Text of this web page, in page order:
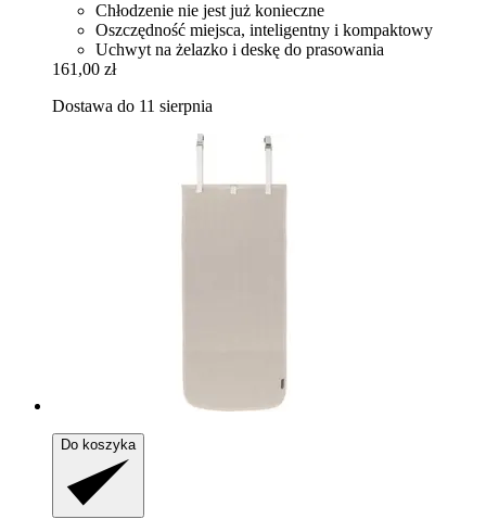
Chłodzenie nie jest już konieczne
Oszczędność miejsca, inteligentny i kompaktowy
Uchwyt na żelazko i deskę do prasowania
161,00 zł
Dostawa do 11 sierpnia
Do koszyka